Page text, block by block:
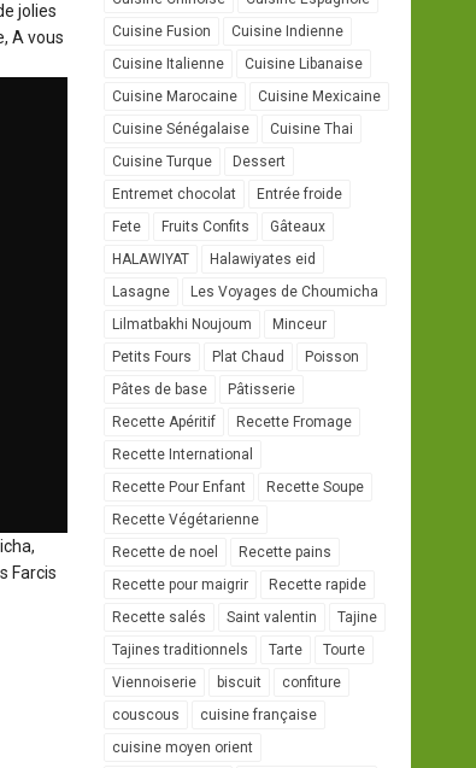
jolies
A vous
Farcis
Cuisine Fusion
Cuisine Indienne
Cuisine Italienne
Cuisine Libanaise
Cuisine Marocaine
Cuisine Mexicaine
Cuisine Sénégalaise
Cuisine Thai
Cuisine Turque
Dessert
Entremet chocolat
Entrée froide
Fete
Fruits Confits
Gâteaux
HALAWIYAT
Halawiyates eid
Lasagne
Les Voyages de Choumicha
Lilmatbakhi Noujoum
Minceur
Petits Fours
Plat Chaud
Poisson
Pâtes de base
Pâtisserie
Recette Apéritif
Recette Fromage
Recette International
Recette Pour Enfant
Recette Soupe
Recette Végétarienne
Recette de noel
Recette pains
Recette pour maigrir
Recette rapide
Recette salés
Saint valentin
Tajine
Tajines traditionnels
Tarte
Tourte
Viennoiserie
biscuit
confiture
couscous
cuisine française
cuisine moyen orient